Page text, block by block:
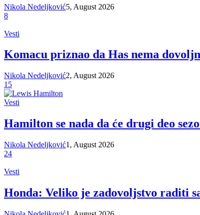
Nikola Nedeljković5, August 2026
8
Vesti
Komacu priznao da Has nema
Nikola Nedeljković2, August 2026
15
Vesti
Hamilton se nada da će drugi deo
Nikola Nedeljković1, August 2026
24
Vesti
Honda: Veliko je zadovoljstvo raditi